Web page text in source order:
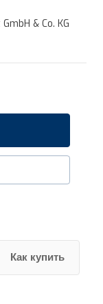
& Co. KG
Как купить